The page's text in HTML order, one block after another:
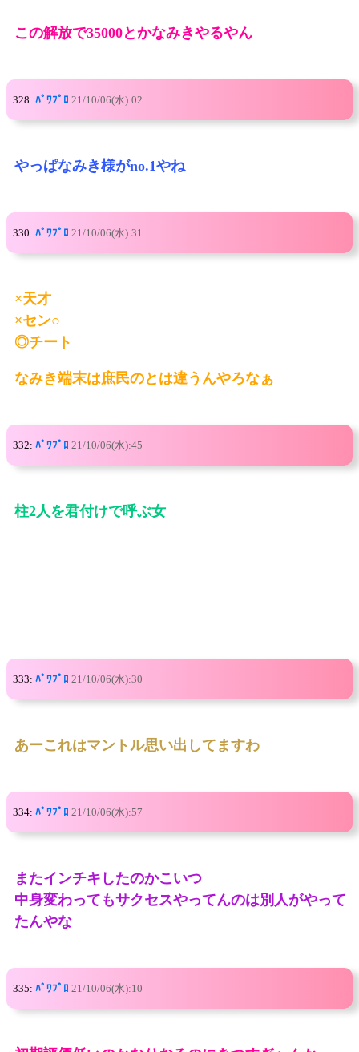
この解放で35000とかなみきやるやん
328: ﾊﾟﾜﾌﾟﾛ 21/10/06(水):02
やっぱなみき様がno.1やね
330: ﾊﾟﾜﾌﾟﾛ 21/10/06(水):31
×天才
×セン○
◎チート
なみき端末は庶民のとは違うんやろなぁ
332: ﾊﾟﾜﾌﾟﾛ 21/10/06(水):45
柱2人を君付けで呼ぶ女
333: ﾊﾟﾜﾌﾟﾛ 21/10/06(水):30
あーこれはマントル思い出してますわ
334: ﾊﾟﾜﾌﾟﾛ 21/10/06(水):57
またインチキしたのかこいつ
中身変わってもサクセスやってんのは別人がやって
たんやな
335: ﾊﾟﾜﾌﾟﾛ 21/10/06(水):10